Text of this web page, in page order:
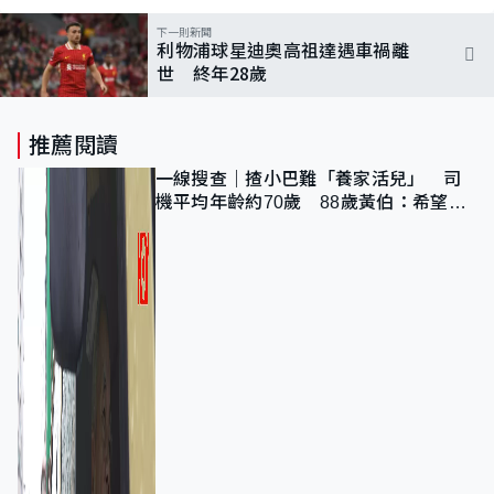
下一則新聞
利物浦球星迪奧高祖達遇車禍離
世 終年28歲
推薦閱讀
一線搜查｜揸小巴難「養家活兒」 司
機平均年齡約70歲 88歲黃伯：希望一